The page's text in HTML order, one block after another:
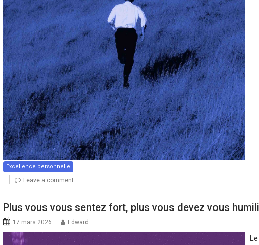
Excellence personnelle
Leave a comment
Plus vous vous sentez fort, plus vous devez vous
17 mars 2026 Edward